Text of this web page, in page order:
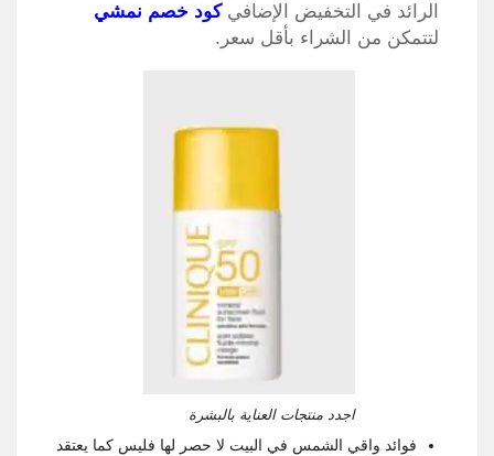
الرائد في التخفيض الإضافيكود خصم نمشي
لتتمكن من الشراء بأقل سعر .
اجدد منتجات العناية بالبشرة
فوائد واقي الشمس في البيت لا حصر لها فليس كما يعتقد